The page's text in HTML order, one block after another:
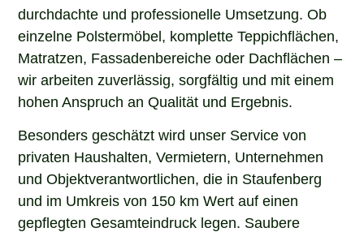
durchdachte und professionelle Umsetzung. Ob
einzelne Polstermöbel, komplette Teppichflächen,
Matratzen, Fassadenbereiche oder Dachflächen –
wir arbeiten zuverlässig, sorgfältig und mit einem
hohen Anspruch an Qualität und Ergebnis.
Besonders geschätzt wird unser Service von
privaten Haushalten, Vermietern, Unternehmen
und Objektverantwortlichen, die in Staufenberg
und im Umkreis von 150 km Wert auf einen
gepflegten Gesamteindruck legen. Saubere